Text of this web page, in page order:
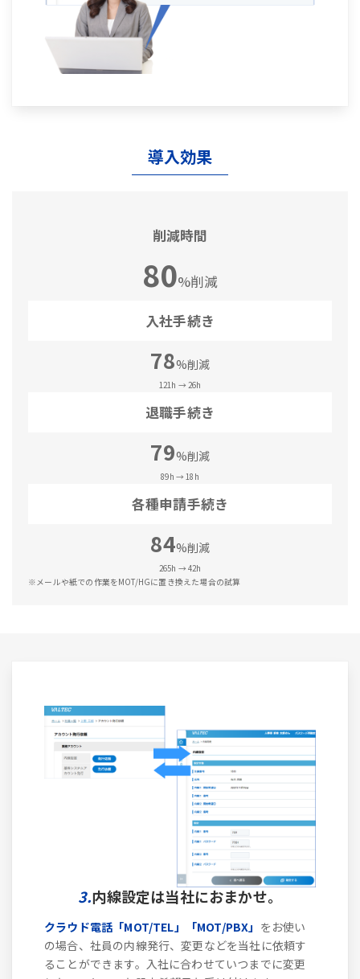
導入効果
削減時間
80%削減
入社手続き
78%削減
121h → 26h
退職手続き
79%削減
89h → 18h
各種申請手続き
84%削減
265h → 42h
※メールや紙での作業をMOT/HGに置き換えた場合の試算
3.内線設定は当社におまかせ。
クラウド電話「MOT/TEL」「MOT/PBX」 をお使い
の場合、社員の内線発行、変更などを当社に依頼す
ることができます。入社に合わせていつまでに変更